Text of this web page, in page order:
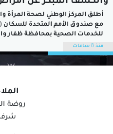
أطلق المركز الوطني لصحة المرأة
للخدمات الصحية بمحافظة ظفار
ببلدية ظفار اليوم فعاليات الحملة
"وعيك وقاية" في الواجهة
منير بن عوض الجدياني المدير
منذ 8 ساعات
روضة